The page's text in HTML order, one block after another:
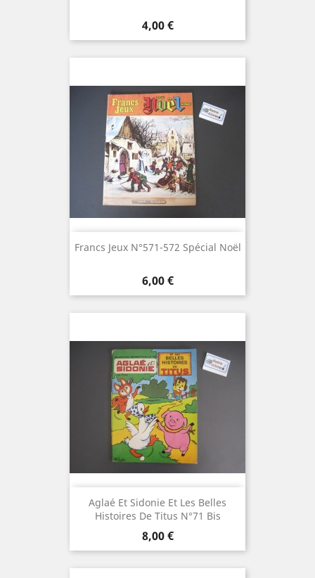
Prix
4,00 €
Francs Jeux N°571-572 Spécial Noël
Prix
6,00 €
Aglaé Et Sidonie Et Les Belles
Histoires De Titus N°71 Bis
Prix
8,00 €